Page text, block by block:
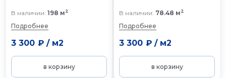
В наличии: 198 м2
Подробнее
3 300 ₽/ м2
в корзину
В наличии: 78.48 м2
Подробнее
3 300 ₽/ м2
в корзину